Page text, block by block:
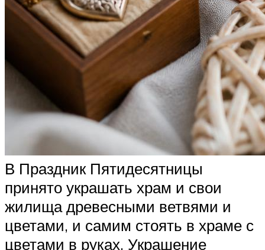
В Праздник Пятидесятницы
принято украшать храм и свои
жилища древесными ветвями и
цветами, и самим стоять в храме с
цветами в руках. Украшение